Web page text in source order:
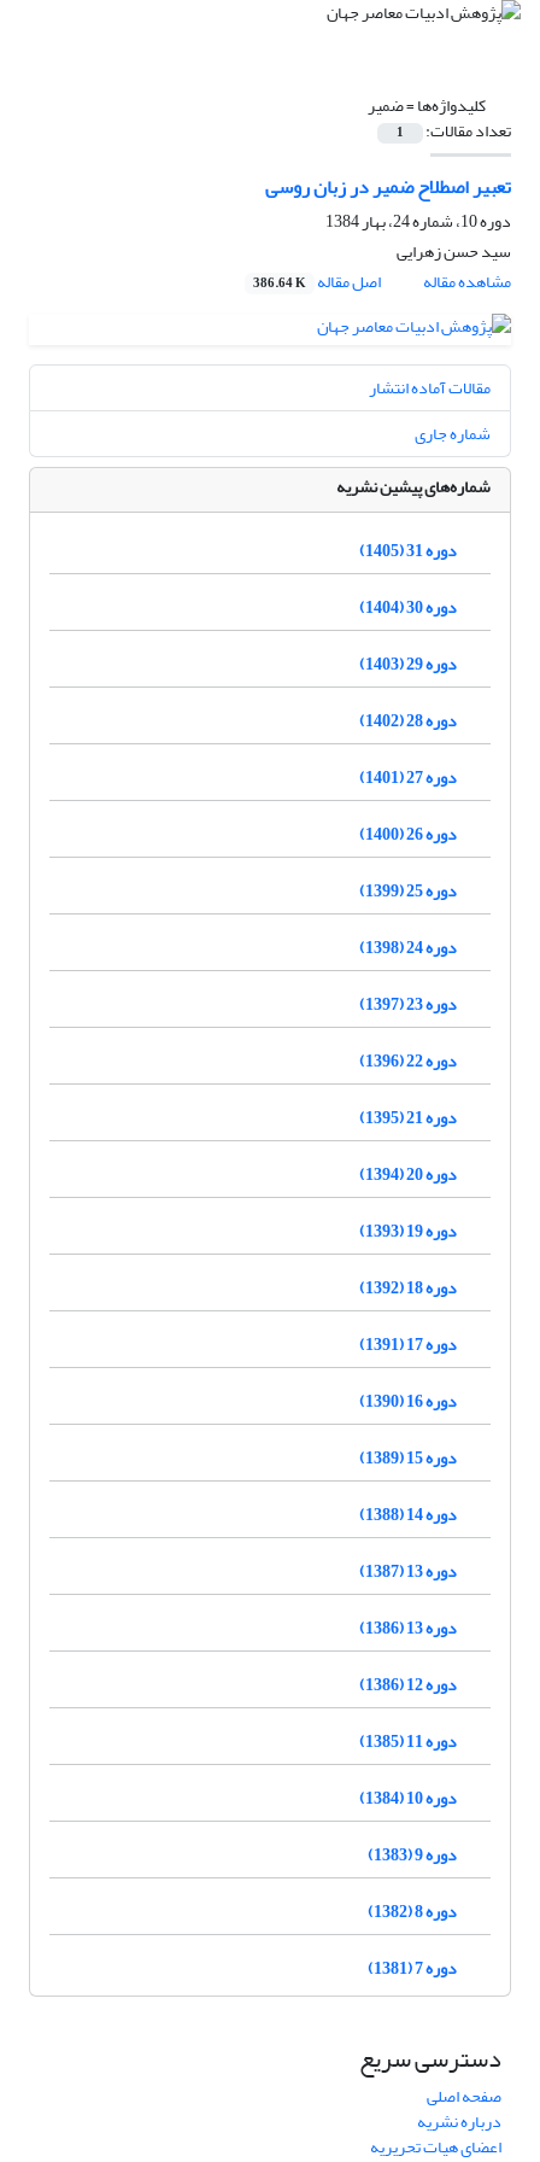
کلیدواژه‌ها =ضمیر
تعداد مقالات: 1
تعبیر اصطلاح ضمیر در زبان روسی
دوره 10، شماره 24، بهار 1384
سید حسن زهرایی
مشاهده مقاله
اصل مقاله 386.64 K
مقالات آماده انتشار
شماره جاری
شماره‌های پیشین نشریه
دوره 31 (1405)
دوره 30 (1404)
دوره 29 (1403)
دوره 28 (1402)
دوره 27 (1401)
دوره 26 (1400)
دوره 25 (1399)
دوره 24 (1398)
دوره 23 (1397)
دوره 22 (1396)
دوره 21 (1395)
دوره 20 (1394)
دوره 19 (1393)
دوره 18 (1392)
دوره 17 (1391)
دوره 16 (1390)
دوره 15 (1389)
دوره 14 (1388)
دوره 13 (1387)
دوره 13 (1386)
دوره 12 (1386)
دوره 11 (1385)
دوره 10 (1384)
دوره 9 (1383)
دوره 8 (1382)
دوره 7 (1381)
دسترسی سریع
صفحه اصلی
درباره نشریه
اعضای هیات تحریریه